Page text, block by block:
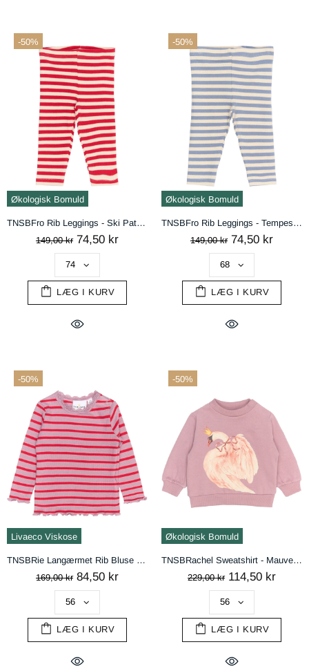
-50%
Økologisk Bomuld
TNSBFro Rib Leggings - Ski Patrol Striped
149,00 kr 74,50 kr
LÆG I KURV
-50%
Økologisk Bomuld
TNSBFro Rib Leggings - Tempest Striped
149,00 kr 74,50 kr
LÆG I KURV
-50%
Livaeco Viskose
TNSBRie Langærmet Rib Bluse - Mauve Shadows Striped
169,00 kr 84,50 kr
LÆG I KURV
-50%
Økologisk Bomuld
TNSBRachel Sweatshirt - Mauve Shadows
229,00 kr 114,50 kr
LÆG I KURV